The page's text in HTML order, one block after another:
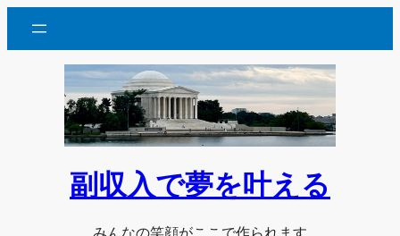
を
副収入で夢を叶える